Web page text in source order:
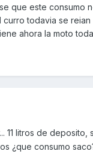
que este consumo
todavia se
ahora la moto
11 litros de deposito,
¿que consumo